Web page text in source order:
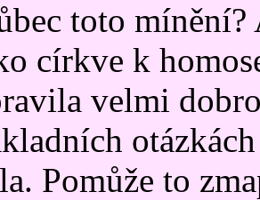
toto mínění?
církve k
velmi
Pomůže to